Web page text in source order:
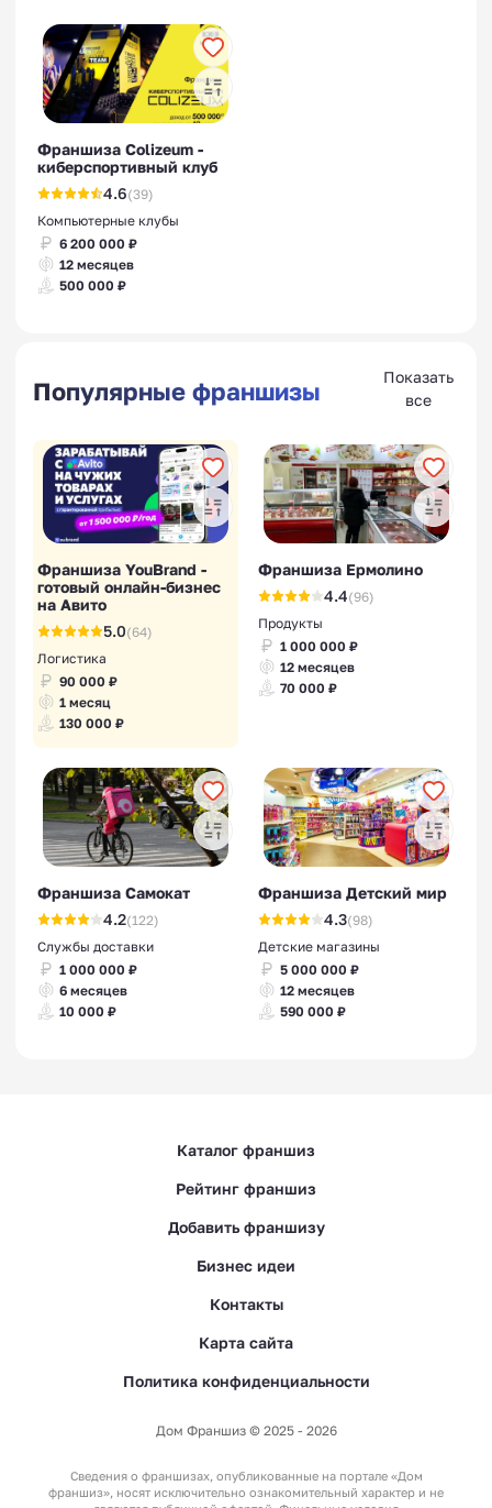
Франшиза Colizeum -
киберспортивный клуб
4.6(39)
Компьютерные клубы
6 200 000 ₽
12 месяцев
500 000 ₽
Популярные франшизы
Показать
все
Франшиза YouBrand -
готовый онлайн-бизнес
на Авито
5.0(64)
Логистика
90 000 ₽
1 месяц
130 000 ₽
Франшиза Ермолино
4.4(96)
Продукты
1 000 000 ₽
12 месяцев
70 000 ₽
Франшиза Самокат
4.2(122)
Службы доставки
1 000 000 ₽
6 месяцев
10 000 ₽
Франшиза Детский мир
4.3(98)
Детские магазины
5 000 000 ₽
12 месяцев
590 000 ₽
Каталог франшиз
Рейтинг франшиз
Добавить франшизу
Бизнес идеи
Контакты
Карта сайта
Политика конфиденциальности
Дом Франшиз © 2025 - 2026